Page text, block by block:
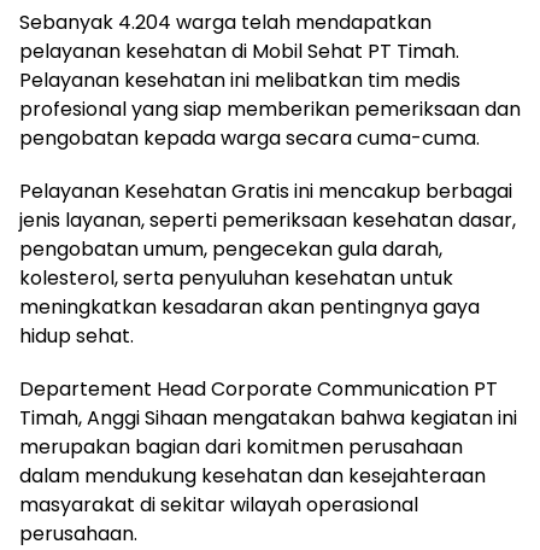
Sebanyak 4.204 warga telah mendapatkan
pelayanan kesehatan di Mobil Sehat PT Timah.
Pelayanan kesehatan ini melibatkan tim medis
profesional yang siap memberikan pemeriksaan dan
pengobatan kepada warga secara cuma-cuma.
Pelayanan Kesehatan Gratis ini mencakup berbagai
jenis layanan, seperti pemeriksaan kesehatan dasar,
pengobatan umum, pengecekan gula darah,
kolesterol, serta penyuluhan kesehatan untuk
meningkatkan kesadaran akan pentingnya gaya
hidup sehat.
Departement Head Corporate Communication PT
Timah, Anggi Sihaan mengatakan bahwa kegiatan ini
merupakan bagian dari komitmen perusahaan
dalam mendukung kesehatan dan kesejahteraan
masyarakat di sekitar wilayah operasional
perusahaan.